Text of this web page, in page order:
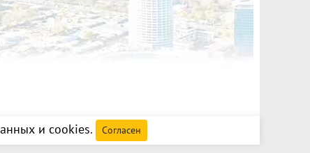
и cookies. Согласен